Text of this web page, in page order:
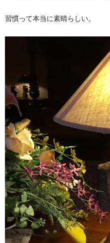
習慣って本当に素晴らしい。